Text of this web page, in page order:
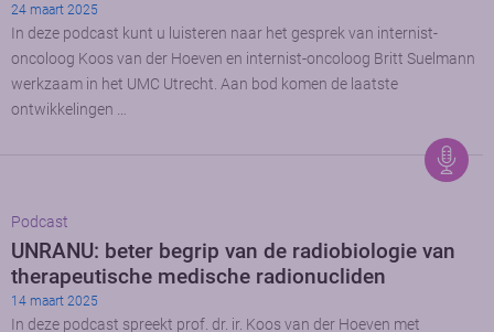
24 maart 2025
In deze podcast kunt u luisteren naar het gesprek van internist-
oncoloog Koos van der Hoeven en internist-oncoloog Britt Suelmann
werkzaam in het UMC Utrecht. Aan bod komen de laatste
ontwikkelingen …
Podcast
UNRANU: beter begrip van de radiobiologie van
therapeutische medische radionucliden
14 maart 2025
In deze podcast spreekt prof. dr. ir. Koos van der Hoeven met